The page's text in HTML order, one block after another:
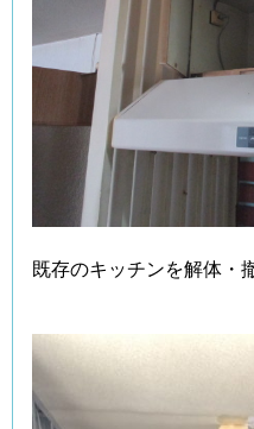
既存のキッチンを解体・